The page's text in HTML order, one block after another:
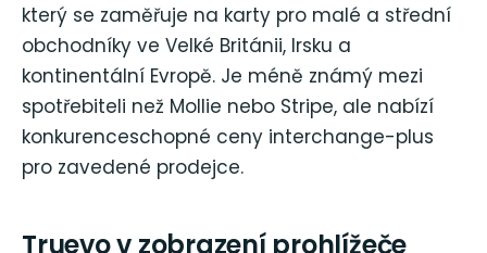
který se zaměřuje na karty pro malé a střední
obchodníky ve Velké Británii, Irsku a
kontinentální Evropě. Je méně známý mezi
spotřebiteli než Mollie nebo Stripe, ale nabízí
konkurenceschopné ceny interchange-plus
pro zavedené prodejce.
Truevo v zobrazení prohlížeče